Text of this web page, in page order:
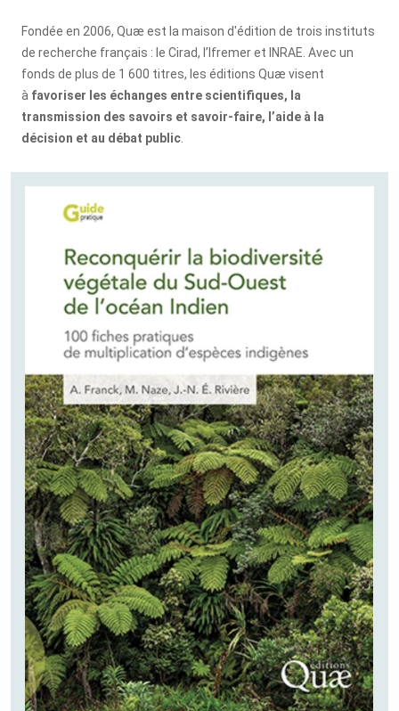
Fondée en 2006, Quæ est la maison d'édition de trois instituts
de recherche français : le Cirad, l’Ifremer et INRAE. Avec un
fonds de plus de 1 600 titres, les éditions Quæ visent
à favoriser les échanges entre scientifiques, la
transmission des savoirs et savoir-faire, l’aide à la
décision et au débat public